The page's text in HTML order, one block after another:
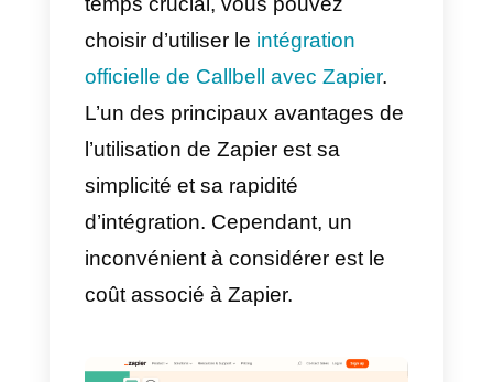
équipe vous contactera dans
les plus brefs délais.
Les implémentations de l’API
vous permettront de créer une
règle pour que la variable de
les informations fournies dans la